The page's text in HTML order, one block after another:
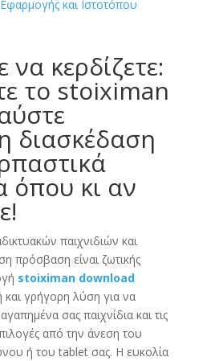
και Ιστοτόπου
να κερδίζετε:
το stoiximan
διασκέδαση
όπου κι αν
παιχνιδιών και
πρόσβαση είναι ζωτικής
stoiximan download
γρήγορη λύση για να
σας παιχνίδια και τις
από την άνεση του
ή του tablet σας. Η ευκολία